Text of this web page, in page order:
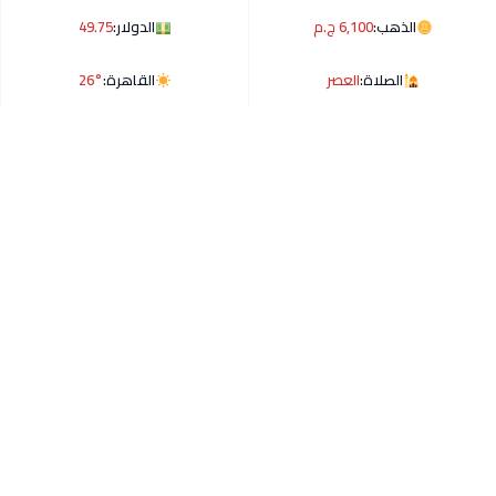
الذهب:6,100 ج.م الدولار:49.75
الصلاة:العصر القاهرة:26°